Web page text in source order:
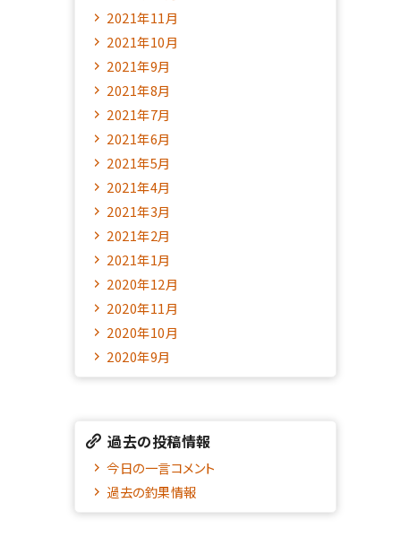
2021年11月
2021年10月
2021年9月
2021年8月
2021年7月
2021年6月
2021年5月
2021年4月
2021年3月
2021年2月
2021年1月
2020年12月
2020年11月
2020年10月
2020年9月
過去の投稿情報
今日の一言コメント
過去の釣果情報